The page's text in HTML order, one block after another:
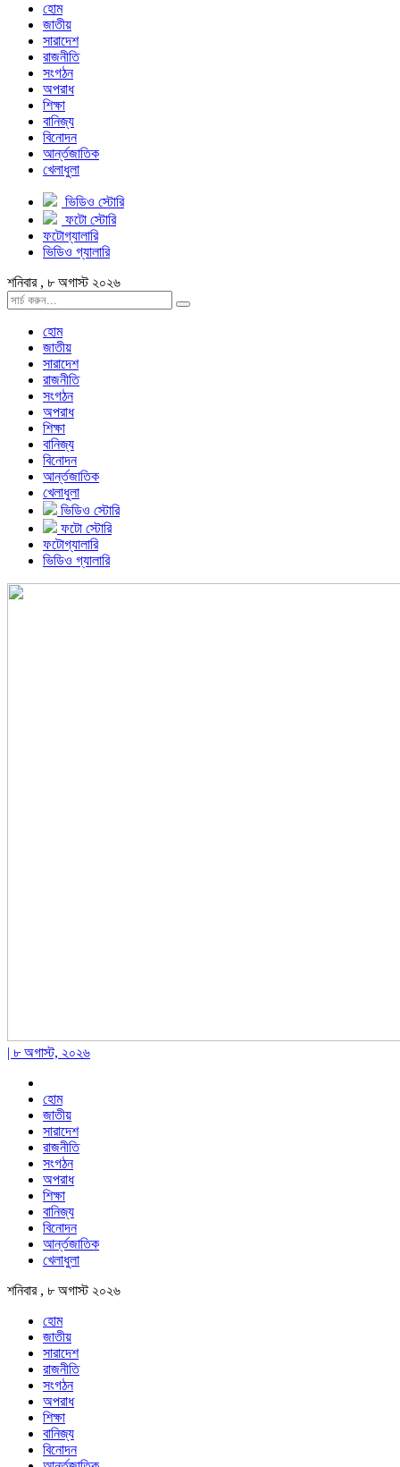
হোম
জাতীয়
সারাদেশ
রাজনীতি
সংগঠন
অপরাধ
শিক্ষা
বানিজ্য
বিনোদন
আর্ন্তজাতিক
খেলাধুলা
ভিডিও স্টোরি
ফটো স্টোরি
ফটোগ্যালারি
ভিডিও গ্যালারি
শনিবার , ৮ অগাস্ট ২০২৬
হোম
জাতীয়
সারাদেশ
রাজনীতি
সংগঠন
অপরাধ
শিক্ষা
বানিজ্য
বিনোদন
আর্ন্তজাতিক
খেলাধুলা
ভিডিও স্টোরি
ফটো স্টোরি
ফটোগ্যালারি
ভিডিও গ্যালারি
| ৮ অগাস্ট, ২০২৬
হোম
জাতীয়
সারাদেশ
রাজনীতি
সংগঠন
অপরাধ
শিক্ষা
বানিজ্য
বিনোদন
আর্ন্তজাতিক
খেলাধুলা
শনিবার , ৮ অগাস্ট ২০২৬
হোম
জাতীয়
সারাদেশ
রাজনীতি
সংগঠন
অপরাধ
শিক্ষা
বানিজ্য
বিনোদন